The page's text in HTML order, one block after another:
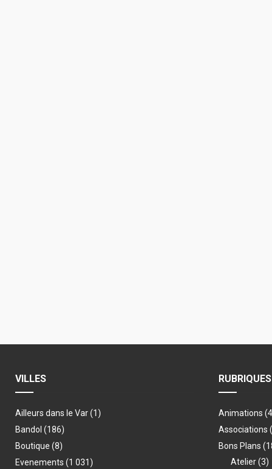
VILLES
Ailleurs dans le Var(1)
Bandol (186)
Boutique (8)
Evenements (1 031)
RUBRIQUES
Animations
Associations
Bons Plans
Atelier(3)